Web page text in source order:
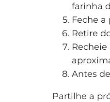
farinha
Feche
Retire
Antes
Partilhe a